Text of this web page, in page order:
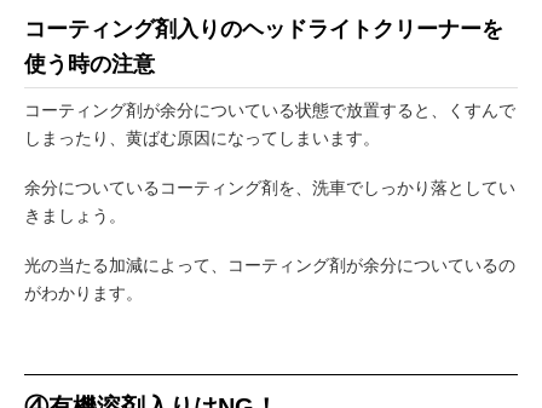
コーティング剤入りのヘッドライトクリーナーを
使う時の注意
コーティング剤が余分についている状態で放置すると、くすんで
しまったり、黄ばむ原因になってしまいます。
余分についているコーティング剤を、洗車でしっかり落としてい
きましょう。
光の当たる加減によって、コーティング剤が余分についているの
がわかります。